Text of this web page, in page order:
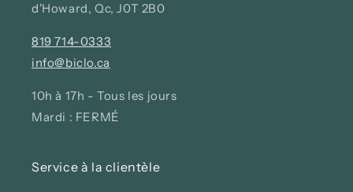
d'Howard, Qc, J0T 2B0
819 714-0333
info@biclo.ca
10h à 17h - Tous les jours
Mardi : FERMÉ
Service à la clientèle